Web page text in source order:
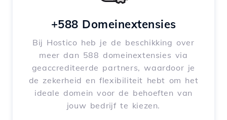
+588 Domeinextensies
Bij Hostico heb je de beschikking over
meer dan 588 domeinextensies via
geaccrediteerde partners, waardoor je
de zekerheid en flexibiliteit hebt om het
ideale domein voor de behoeften van
jouw bedrijf te kiezen.